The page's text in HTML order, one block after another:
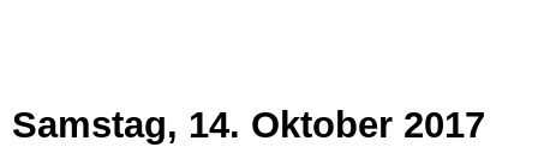
Samstag, 14. Oktober 2017